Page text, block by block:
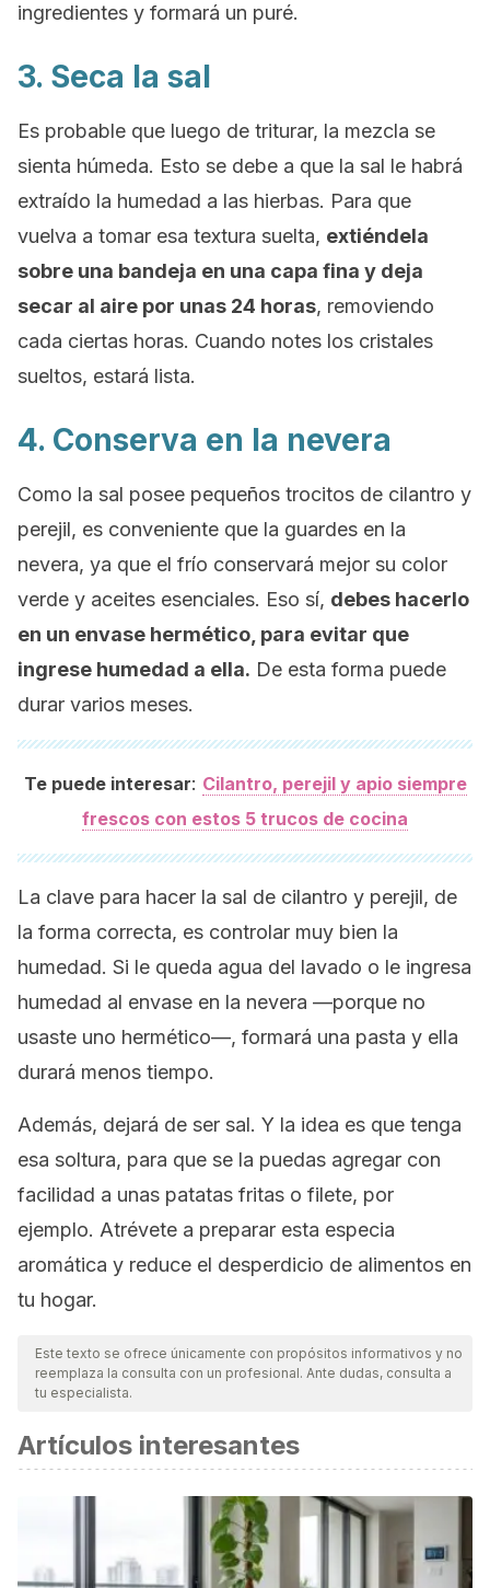
ingredientes y formará un puré.
3. Seca la sal
Es probable que luego de triturar, la mezcla se
sienta húmeda. Esto se debe a que la sal le habrá
extraído la humedad a las hierbas. Para que
vuelva a tomar esa textura suelta, extiéndela
sobre una bandeja en una capa fina y deja
secar al aire por unas 24 horas, removiendo
cada ciertas horas. Cuando notes los cristales
sueltos, estará lista.
4. Conserva en la nevera
Como la sal posee pequeños trocitos de cilantro y
perejil, es conveniente que la guardes en la
nevera, ya que el frío conservará mejor su color
verde y aceites esenciales. Eso sí, debes hacerlo
en un envase hermético, para evitar que
ingrese humedad a ella. De esta forma puede
durar varios meses.
Te puede interesar: Cilantro, perejil y apio siempre
frescos con estos 5 trucos de cocina
La clave para hacer la sal de cilantro y perejil, de
la forma correcta, es controlar muy bien la
humedad. Si le queda agua del lavado o le ingresa
humedad al envase en la nevera —porque no
usaste uno hermético—, formará una pasta y ella
durará menos tiempo.
Además, dejará de ser sal. Y la idea es que tenga
esa soltura, para que se la puedas agregar con
facilidad a unas patatas fritas o filete, por
ejemplo. Atrévete a preparar esta especia
aromática y reduce el desperdicio de alimentos en
tu hogar.
Este texto se ofrece únicamente con propósitos informativos y no
reemplaza la consulta con un profesional. Ante dudas, consulta a
tu especialista.
Artículos interesantes